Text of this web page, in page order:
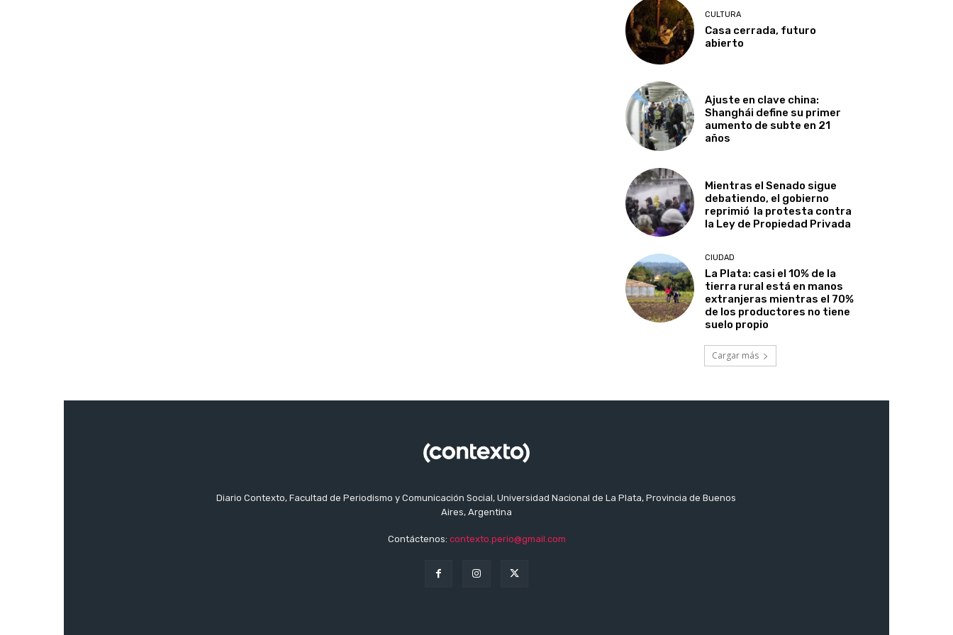
CULTURA
Casa cerrada, futuro
abierto
Ajuste en clave china:
Shanghái define su primer
aumento de subte en 21
años
Mientras el Senado sigue
debatiendo, el gobierno
reprimió la protesta contra
la Ley de Propiedad Privada
CIUDAD
La Plata: casi el 10% de la
tierra rural está en manos
extranjeras mientras el 70%
de los productores no tiene
suelo propio
Cargar más
Diario Contexto, Facultad de Periodismo y Comunicación Social, Universidad Nacional de La Plata, Provincia de Buenos
Aires, Argentina
Contáctenos: contexto.perio@gmail.com